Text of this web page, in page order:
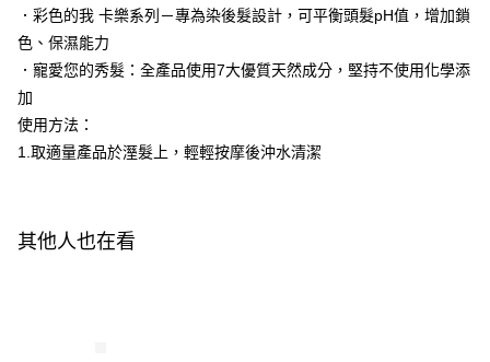
１．於結帳方式選擇「AFTEE先享後付」後，將跳轉至「AFTEE先享後付」
２．訂單成立數日內，您將收到繳費通知簡訊。
３．收到繳費通知簡訊後14天內，點擊此簡訊中的連結，可透過四大超商／
ATM／網路銀行／等多元方式進行付款，方視為交易完成。
※ 請注意：結帳手續完成當下不需立刻繳費，但若您需要取消訂單，請聯絡
購買商品的店家。未經商家同意取消之訂單仍視為有效，需透過AFTEE先享
後付繳納相關費用。
【注意事項】
每筆NT$100，滿NT$3,000(含以上)免運費
付款後7-11取貨
每筆NT$100，滿NT$3,000(含以上)免運費
宅配
每筆NT$120，滿NT$3,000(含以上)免運費
每筆NT$320，滿NT$3,000(含以上)免運費
．彩色的我 卡樂系列－專為染後髮設計，可平衡頭髮pH值，增加鎖
色、保濕能力
．寵愛您的秀髮：全產品使用7大優質天然成分，堅持不使用化學添
加
使用方法：
1.取適量產品於溼髮上，輕輕按摩後沖水清潔
其他人也在看